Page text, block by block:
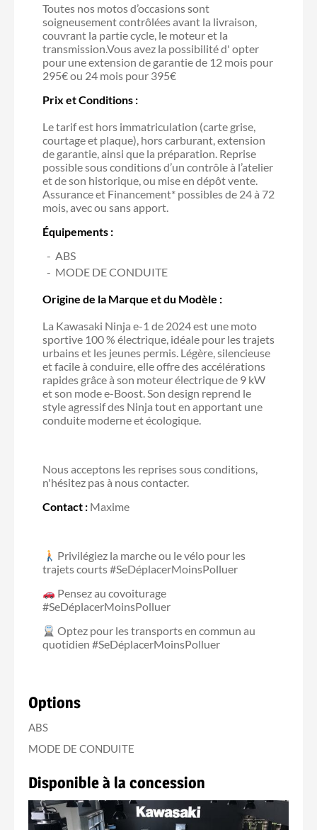
Toutes nos motos d’occasions sont
soigneusement contrôlées avant la livraison,
couvrant la partie cycle, le moteur et la
transmission.Vous avez la possibilité d' opter
pour une extension de garantie de 12 mois pour
295€ ou 24 mois pour 395€
Prix et Conditions :
Le tarif est hors immatriculation (carte grise,
courtage et plaque), hors carburant, extension
de garantie, ainsi que la préparation. Reprise
possible sous conditions d’un contrôle à l’atelier
et de son historique, ou mise en dépôt vente.
Assurance et Financement* possibles de 24 à 72
mois, avec ou sans apport.
Équipements :
ABS
MODE DE CONDUITE
Origine de la Marque et du Modèle :
La Kawasaki Ninja e-1 de 2024 est une moto
sportive 100 % électrique, idéale pour les trajets
urbains et les jeunes permis. Légère, silencieuse
et facile à conduire, elle offre des accélérations
rapides grâce à son moteur électrique de 9 kW
et son mode e-Boost. Son design reprend le
style agressif des Ninja tout en apportant une
conduite moderne et écologique.
Nous acceptons les reprises sous conditions,
n'hésitez pas à nous contacter.
Contact : Maxime
Privilégiez la marche ou le vélo pour les
trajets courts #SeDéplacerMoinsPolluer
Pensez au covoiturage
#SeDéplacerMoinsPolluer
Optez pour les transports en commun au
quotidien #SeDéplacerMoinsPolluer
Options
ABS
MODE DE CONDUITE
Disponible à la concession